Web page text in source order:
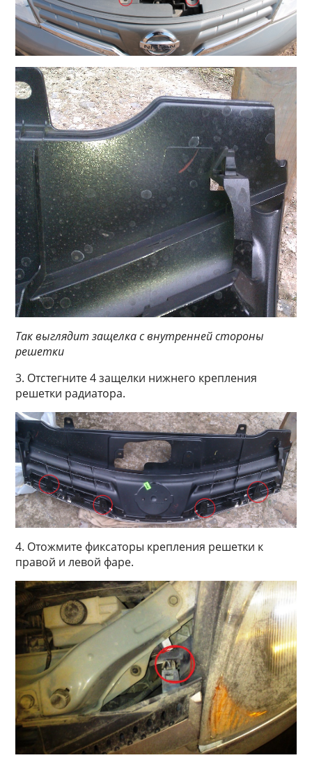
Так выглядит защелка с внутренней стороны
решетки
3. Отстегните 4 защелки нижнего крепления
решетки радиатора.
4. Отожмите фиксаторы крепления решетки к
правой и левой фаре.